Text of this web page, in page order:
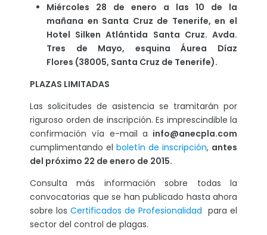
Miércoles 28 de enero a las 10 de la
mañana en Santa Cruz de Tenerife, en el
Hotel Silken Atlántida Santa Cruz. Avda.
Tres de Mayo, esquina Áurea Díaz
Flores (38005, Santa Cruz de Tenerife).
PLAZAS LIMITADAS
Las solicitudes de asistencia se tramitarán por
riguroso orden de inscripción. Es imprescindible la
confirmación vía e-mail a info@anecpla.com
cumplimentando el boletín de inscripción, antes
del próximo 22 de enero de 2015.
Consulta más información sobre todas la
convocatorias que se han publicado hasta ahora
sobre los Certificados de Profesionalidad para el
sector del control de plagas.